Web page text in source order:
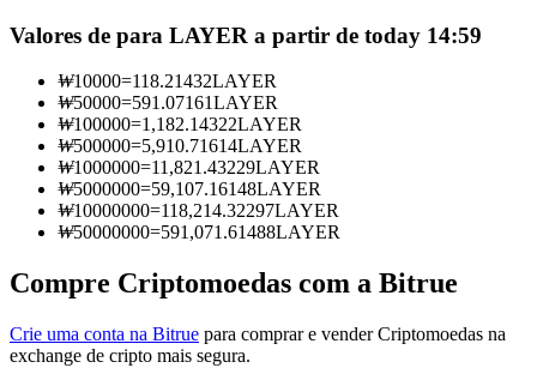
Informação
Análise de big data, incluindo informações comerciais, etc.
Valores de para LAYER a partir de today 14:59
₩10000=118.21432LAYER
₩50000=591.07161LAYER
₩100000=1,182.14322LAYER
₩500000=5,910.71614LAYER
₩1000000=11,821.43229LAYER
₩5000000=59,107.16148LAYER
₩10000000=118,214.32297LAYER
₩50000000=591,071.61488LAYER
Compre Criptomoedas com a Bitrue
Crie uma conta na Bitrue para comprar e vender Criptomoedas na
exchange de cripto mais segura.